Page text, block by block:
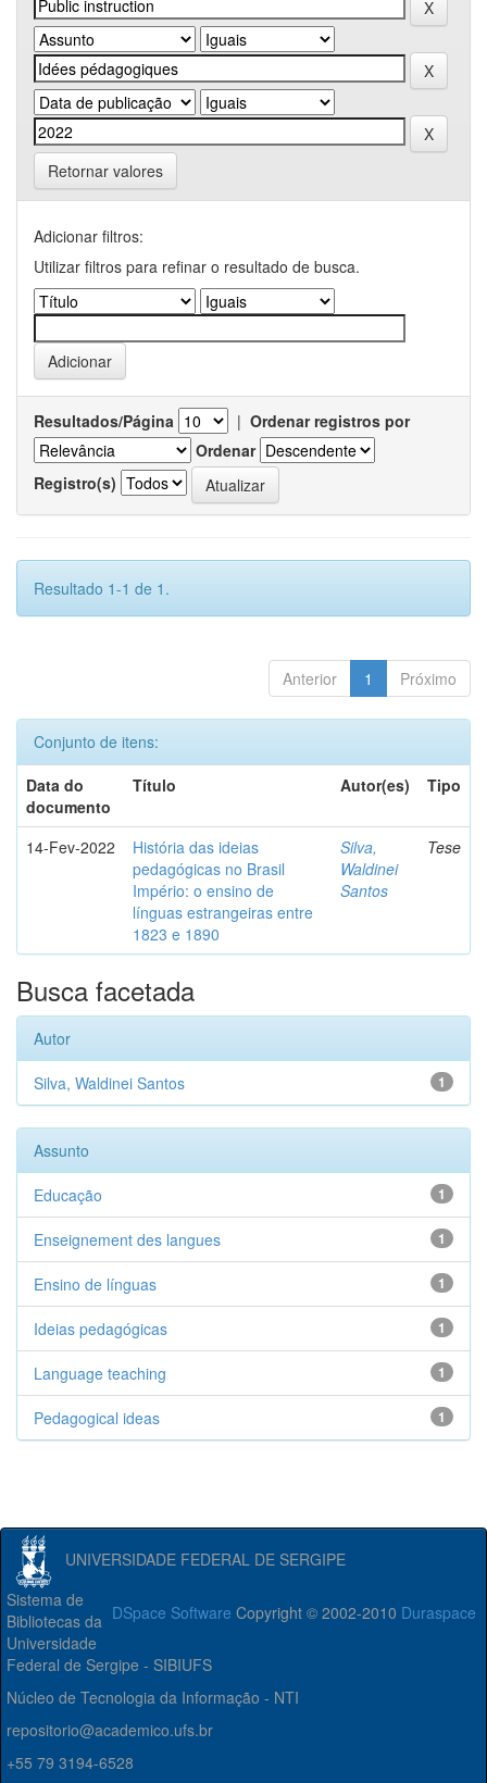
Retornar valores
Adicionar filtros:
Utilizar filtros para refinar o resultado de busca.
Resultados/Página | Ordenar registros por
Ordenar
Registro(s)
Resultado 1-1 de 1.
Anterior 1 Próximo
Conjunto de itens:
Data do
documento
Título Autor(es) Tipo
14-Fev-2022
História das ideias
pedagógicas no Brasil
Império: o ensino de
línguas estrangeiras entre
1823 e 1890
Silva,
Waldinei
Santos
Tese
Busca facetada
Autor
1
Silva, Waldinei Santos
Assunto
1
Educação
1
Enseignement des langues
1
Ensino de línguas
1
Ideias pedagógicas
1
Language teaching
1
Pedagogical ideas
UNIVERSIDADE FEDERAL DE SERGIPE
DSpace Software Copyright © 2002-2010 Duraspace
Sistema de
Bibliotecas da
Universidade
Federal de Sergipe - SIBIUFS
Núcleo de Tecnologia da Informação - NTI
repositorio@academico.ufs.br
+55 79 3194-6528